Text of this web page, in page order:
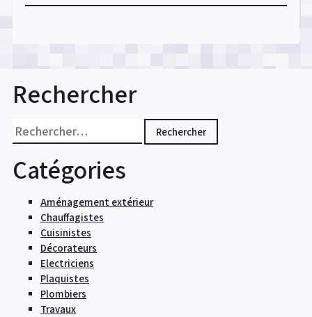
Rechercher
Rechercher :
Catégories
Aménagement extérieur
Chauffagistes
Cuisinistes
Décorateurs
Electriciens
Plaquistes
Plombiers
Travaux